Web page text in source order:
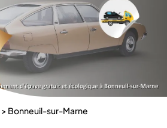
> Bonneuil-sur-Marne